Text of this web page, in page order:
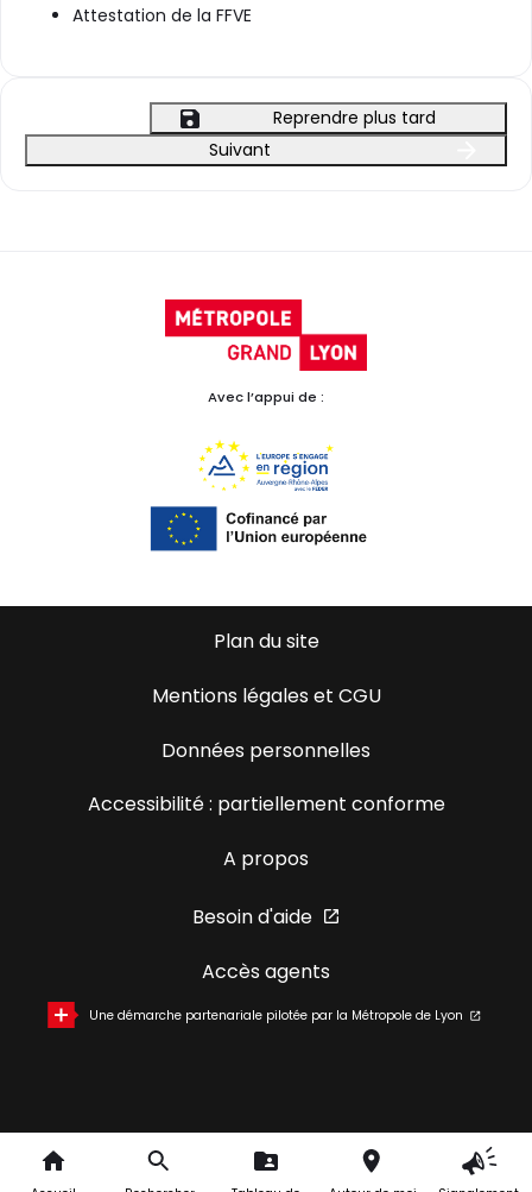
Attestation de la FFVE
Suivant
Reprendre plus tard
Avec l’appui de :
Plan du site
Mentions légales et CGU
Données personnelles
Accessibilité : partiellement conforme
A propos
Besoin d'aide
Accès agents
Une démarche partenariale pilotée par la Métropole de Lyon